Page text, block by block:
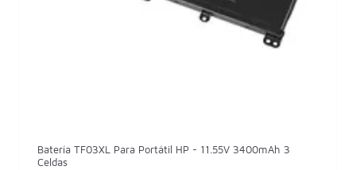
Batería TF03XL Para Portátil HP - 11.55V 3400mAh 3
Celdas